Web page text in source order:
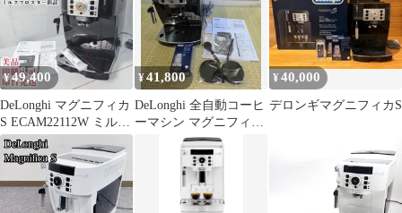
¥49,400
DeLonghi マグニフィカ
S ECAM22112W ミルク
フロスター新品
¥41,800
DeLonghi 全自動コーヒ
ーマシン マグニフィカ
S ECAM22112B
¥40,000
デロンギマグニフィカS